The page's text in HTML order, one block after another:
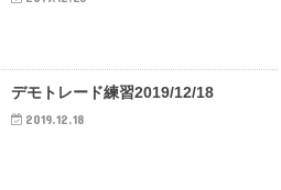
デモトレード練習2019/12/18
2019.12.18